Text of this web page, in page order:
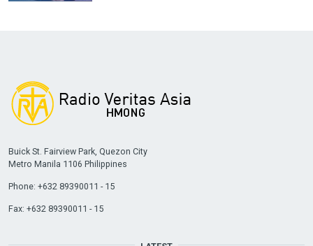
Buick St. Fairview Park, Quezon City
Metro Manila 1106 Philippines
Phone: +632 89390011 - 15
Fax: +632 89390011 - 15